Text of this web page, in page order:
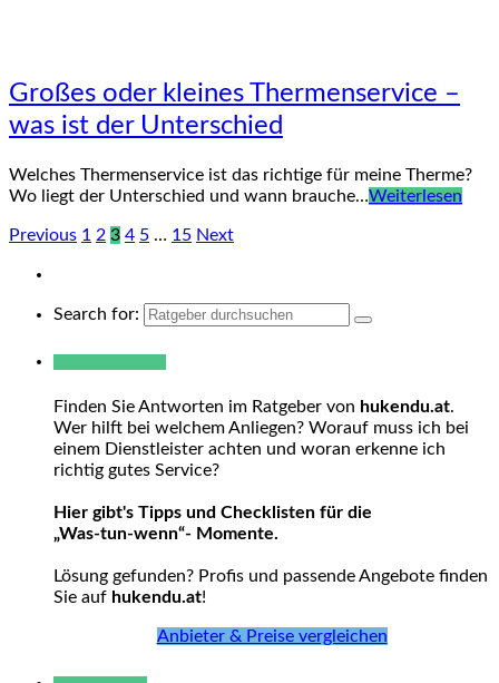
Großes oder kleines Thermenservice –
was ist der Unterschied
Welches Thermenservice ist das richtige für meine Therme?
Wo liegt der Unterschied und wann brauche…Weiterlesen
Previous 1 2 3 4 5 … 15 Next
Search for:
Finden Sie Antworten im Ratgeber von hukendu.at.
Wer hilft bei welchem Anliegen? Worauf muss ich bei
einem Dienstleister achten und woran erkenne ich
richtig gutes Service?
Hier gibt's Tipps und Checklisten für die
„Was-tun-wenn“- Momente.
Lösung gefunden? Profis und passende Angebote finden
Sie auf hukendu.at!
Anbieter & Preise vergleichen